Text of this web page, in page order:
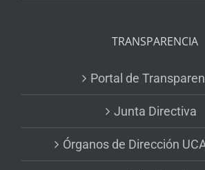
TRANSPARENCIA
Portal de
Junta Directiva
Órganos de Dirección